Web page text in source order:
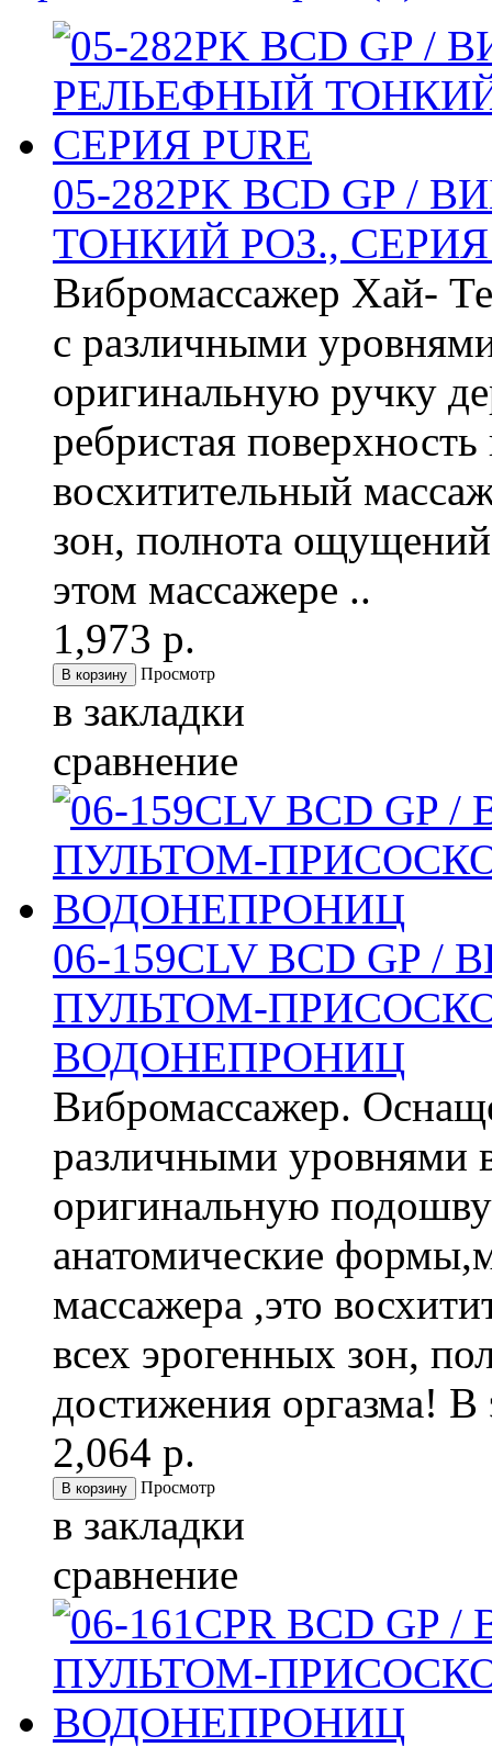
05-282PK BCD GP /
ТОНКИЙ РОЗ., СЕРИЯ
Вибромассажер Хай-
с различными
оригинальную ручку
ребристая
восхитительный
зон, полнота
этом массажере ..
1,973 р.
Просмотр
в закладки
сравнение
06-159CLV BCD GP
ПУЛЬТОМ-
ВОДОНЕПРОНИЦ
Вибромассажер.
различными уровнями
оригинальную
анатомические
массажера ,это
всех эрогенных зон,
достижения оргазма! В
2,064 р.
Просмотр
в закладки
сравнение